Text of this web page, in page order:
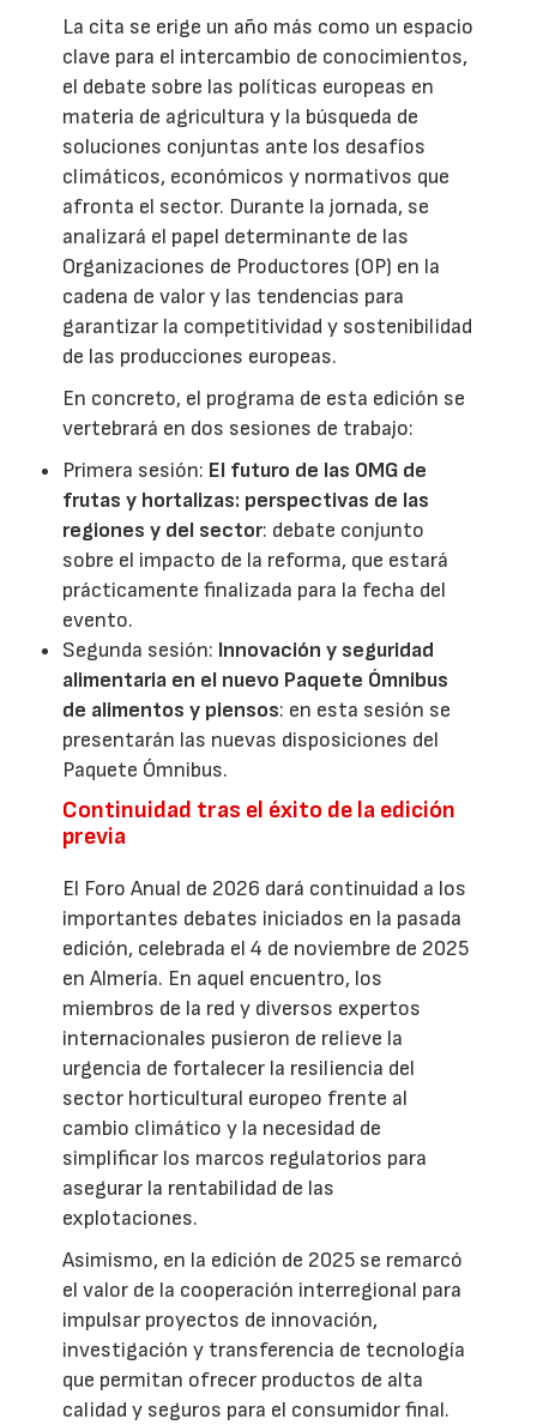
La cita se erige un año más como un espacio
clave para el intercambio de conocimientos,
el debate sobre las políticas europeas en
materia de agricultura y la búsqueda de
soluciones conjuntas ante los desafíos
climáticos, económicos y normativos que
afronta el sector. Durante la jornada, se
analizará el papel determinante de las
Organizaciones de Productores (OP) en la
cadena de valor y las tendencias para
garantizar la competitividad y sostenibilidad
de las producciones europeas.
En concreto, el programa de esta edición se
vertebrará en dos sesiones de trabajo:
Primera sesión: El futuro de las OMG de
frutas y hortalizas: perspectivas de las
regiones y del sector: debate conjunto
sobre el impacto de la reforma, que estará
prácticamente finalizada para la fecha del
evento.
Segunda sesión: Innovación y seguridad
alimentaria en el nuevo Paquete Ómnibus
de alimentos y piensos: en esta sesión se
presentarán las nuevas disposiciones del
Paquete Ómnibus.
Continuidad tras el éxito de la edición
previa
El Foro Anual de 2026 dará continuidad a los
importantes debates iniciados en la pasada
edición, celebrada el 4 de noviembre de 2025
en Almería. En aquel encuentro, los
miembros de la red y diversos expertos
internacionales pusieron de relieve la
urgencia de fortalecer la resiliencia del
sector horticultural europeo frente al
cambio climático y la necesidad de
simplificar los marcos regulatorios para
asegurar la rentabilidad de las
explotaciones.
Asimismo, en la edición de 2025 se remarcó
el valor de la cooperación interregional para
impulsar proyectos de innovación,
investigación y transferencia de tecnología
que permitan ofrecer productos de alta
calidad y seguros para el consumidor final.